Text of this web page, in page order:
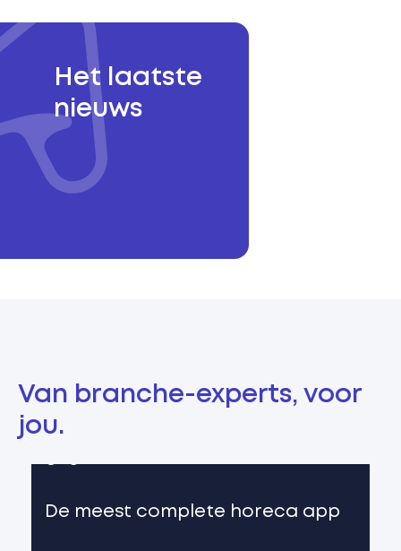
Het laatste
nieuws
Van branche-experts, voor
jou.
De meest complete horeca app